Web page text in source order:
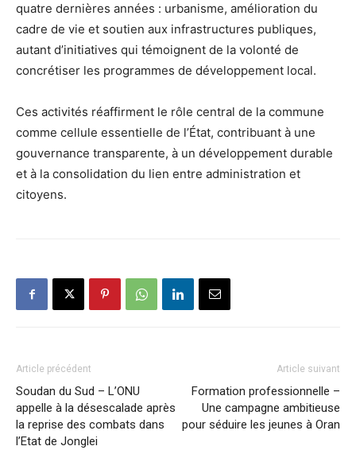
quatre dernières années : urbanisme, amélioration du
cadre de vie et soutien aux infrastructures publiques,
autant d’initiatives qui témoignent de la volonté de
concrétiser les programmes de développement local.
Ces activités réaffirment le rôle central de la commune
comme cellule essentielle de l’État, contribuant à une
gouvernance transparente, à un développement durable
et à la consolidation du lien entre administration et
citoyens.
Article précédent
Soudan du Sud – L’ONU
appelle à la désescalade après
la reprise des combats dans
l’Etat de Jonglei
Article suivant
Formation professionnelle –
Une campagne ambitieuse
pour séduire les jeunes à Oran